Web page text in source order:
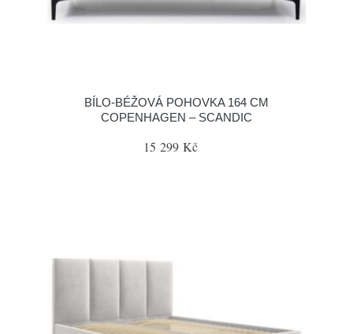
BÍLO-BÉŽOVÁ POHOVKA 164 CM
COPENHAGEN – SCANDIC
15 299 Kč